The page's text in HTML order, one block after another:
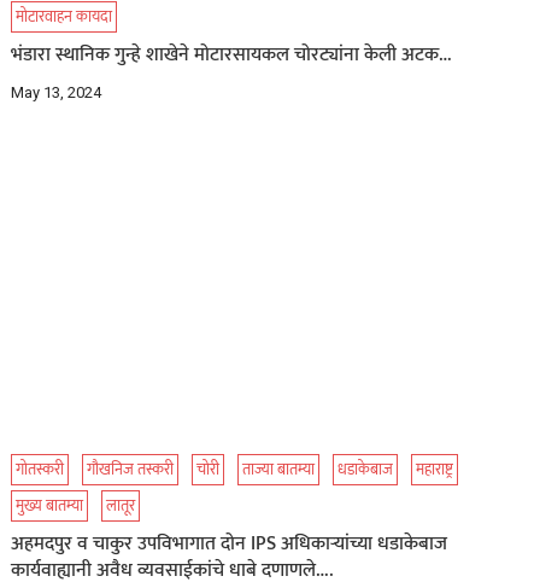
मोटारवाहन कायदा
भंडारा स्थानिक गुन्हे शाखेने मोटारसायकल चोरट्यांना केली अटक…
May 13, 2024
गोतस्करी गौखनिज तस्करी चोरी ताज्या बातम्या धडाकेबाज
महाराष्ट्र
मुख्य बातम्या
लातूर
अहमदपुर व चाकुर उपविभागात दोन IPS अधिकाऱ्यांच्या धडाकेबाज
कार्यवाह्यानी अवैध व्यवसाईकांचे धाबे दणाणले….